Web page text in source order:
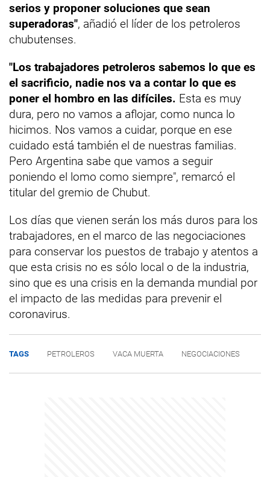
serios y proponer soluciones que sean
superadoras", añadió el líder de los petroleros
chubutenses.
"Los trabajadores petroleros sabemos lo que es
el sacrificio, nadie nos va a contar lo que es
poner el hombro en las difíciles. Esta es muy
dura, pero no vamos a aflojar, como nunca lo
hicimos. Nos vamos a cuidar, porque en ese
cuidado está también el de nuestras familias.
Pero Argentina sabe que vamos a seguir
poniendo el lomo como siempre", remarcó el
titular del gremio de Chubut.
Los días que vienen serán los más duros para los
trabajadores, en el marco de las negociaciones
para conservar los puestos de trabajo y atentos a
que esta crisis no es sólo local o de la industria,
sino que es una crisis en la demanda mundial por
el impacto de las medidas para prevenir el
coronavirus.
TAGS PETROLEROS VACA MUERTA NEGOCIACIONES